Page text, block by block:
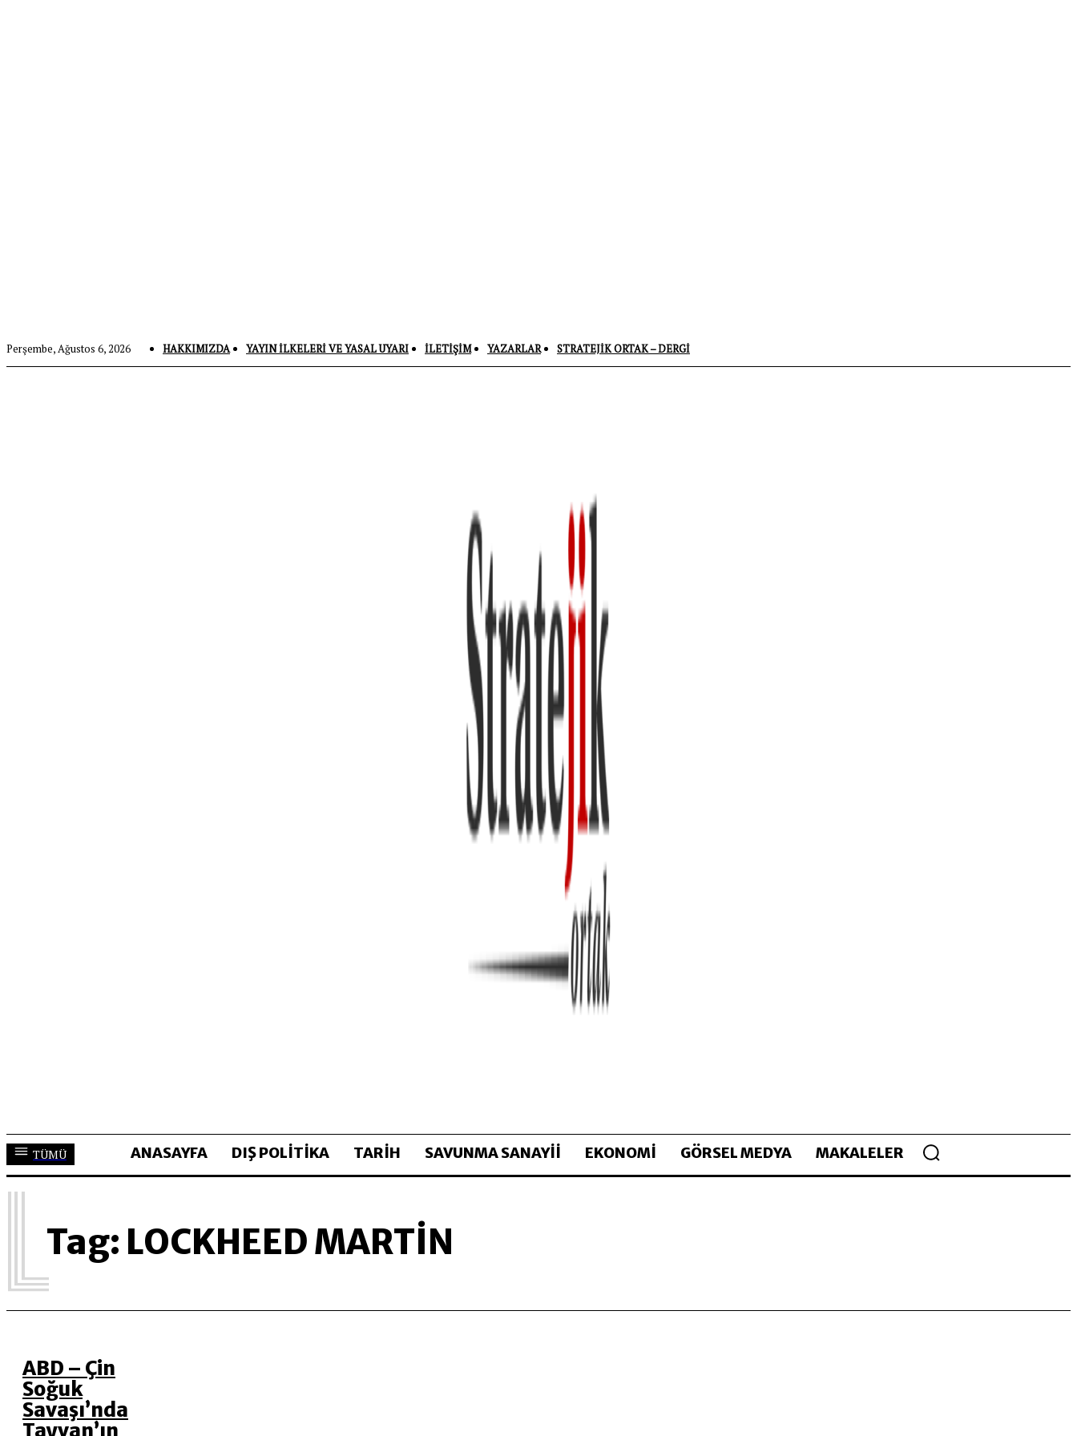
Perşembe, Ağustos 6, 2026 HAKKIMIZDA YAYIN İLKELERI VE YASAL UYARI İLETIŞIM YAZARLAR STRATEJIK ORTAK – DERGI
TÜMÜ ANASAYFA DIŞ POLİTİKA TARİH SAVUNMA SANAYİİ EKONOMİ GÖRSEL MEDYA MAKALELER
Tag: LOCKHEED MARTIN
L
ABD – Çin
Soğuk
Savaşı’nda
Tayvan’ın